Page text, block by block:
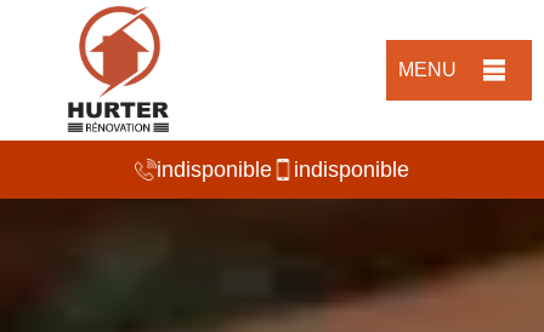
MENU
indisponible indisponible